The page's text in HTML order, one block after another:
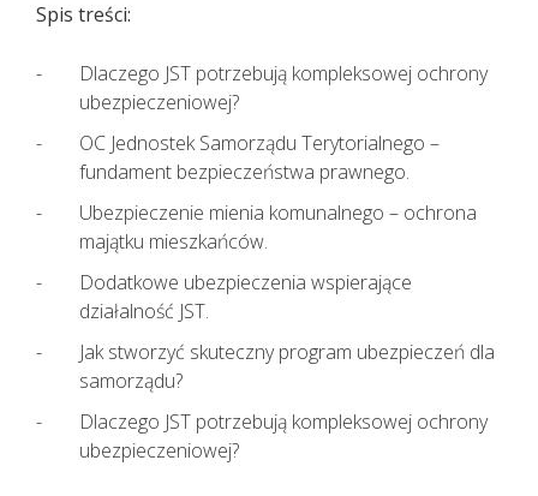
KAŻDEMU pacjentowi, również bez
wizyty u lekarza należy najpierw
udzielić TELEPORADY. Tylko w
sytuacjach kiedy jest to niezbędne,
pacjent powinien zostać umówiony
na konkretną godzinę do lekarza.
Lekarz udzielający TELEPORADY na
podstawie przeprowadzonego
wywiadu medycznego i oceny stanu
zdrowia pacjenta ma możliwość
Spis treści:
Dlaczego JST potrzebują kompleksowej ochrony
ubezpieczeniowej?
OC Jednostek Samorządu Terytorialnego –
fundament bezpieczeństwa prawnego.
Ubezpieczenie mienia komunalnego – ochrona
majątku mieszkańców.
Dodatkowe ubezpieczenia wspierające
działalność JST.
Jak stworzyć skuteczny program ubezpieczeń dla
samorządu?
Dlaczego JST potrzebują kompleksowej ochrony
ubezpieczeniowej?